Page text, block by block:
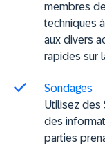
membres
techniques
aux divers
rapides sur
Sondages
Utilisez des
des
parties